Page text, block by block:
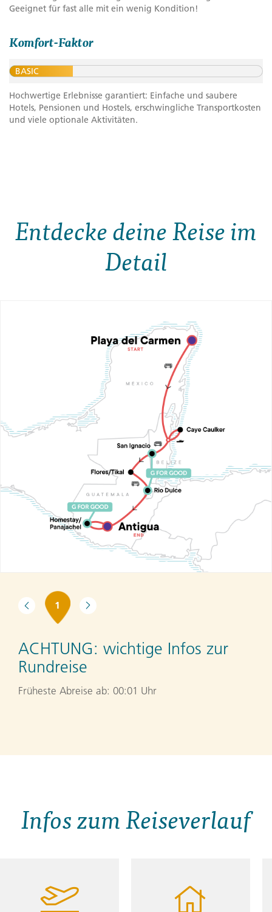
Geeignet für fast alle mit ein wenig Kondition!
Komfort-Faktor
BASIC
Hochwertige Erlebnisse garantiert: Einfache und saubere
Hotels, Pensionen und Hostels, erschwingliche Transportkosten
und viele optionale Aktivitäten.
Entdecke deine Reise im
Detail
1
ACHTUNG: wichtige Infos zur
Rundreise
Früheste Abreise ab: 00:01 Uhr
Infos zum Reiseverlauf